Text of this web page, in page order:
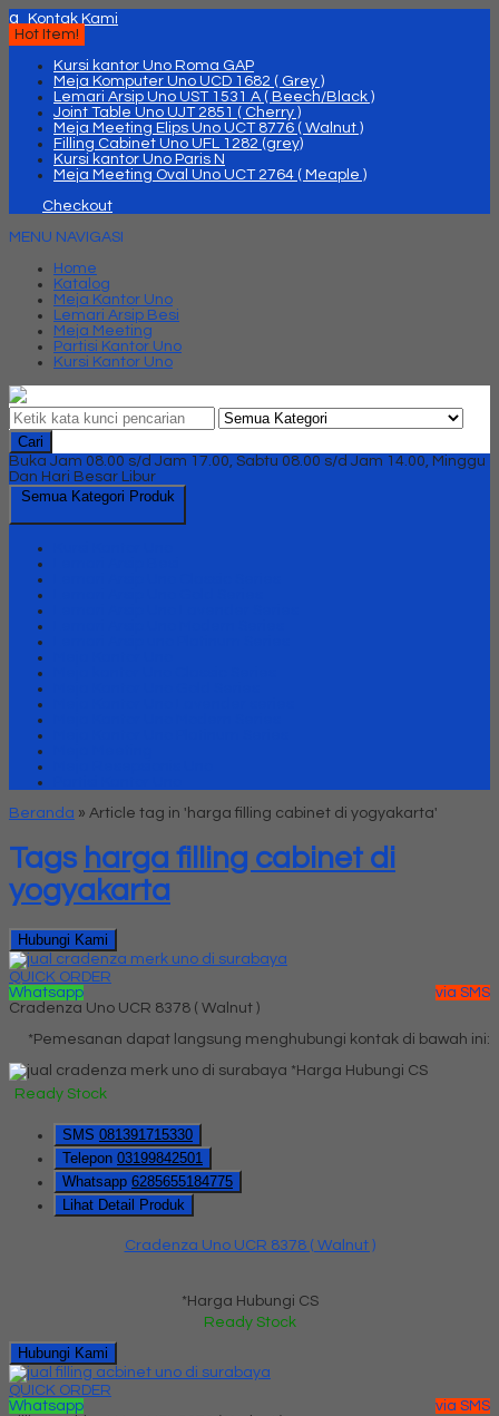
q
Kontak Kami
Hot Item!
Kursi kantor Uno Roma GAP
Meja Komputer Uno UCD 1682 ( Grey )
Lemari Arsip Uno UST 1531 A ( Beech/Black )
Joint Table Uno UJT 2851 ( Cherry )
Meja Meeting Elips Uno UCT 8776 ( Walnut )
Filling Cabinet Uno UFL 1282 (grey)
Kursi kantor Uno Paris N
Meja Meeting Oval Uno UCT 2764 ( Meaple )
Checkout
MENU NAVIGASI
Home
Katalog
Meja Kantor Uno
Lemari Arsip Besi
Meja Meeting
Partisi Kantor Uno
Kursi Kantor Uno
Cari
Buka Jam 08.00 s/d Jam 17.00, Sabtu 08.00 s/d Jam 14.00, Minggu
Dan Hari Besar Libur
Semua Kategori Produk
Beranda » Article tag in 'harga filling cabinet di yogyakarta'
Tags harga filling cabinet di
yogyakarta
Hubungi Kami
QUICK ORDER
Whatsapp
via SMS
Cradenza Uno UCR 8378 ( Walnut )
*Pemesanan dapat langsung menghubungi kontak di bawah ini:
*Harga Hubungi CS
Ready Stock
SMS 081391715330
Telepon 03199842501
Whatsapp 6285655184775
Lihat Detail Produk
Cradenza Uno UCR 8378 ( Walnut )
*Harga Hubungi CS
Ready Stock
Hubungi Kami
QUICK ORDER
Whatsapp
via SMS